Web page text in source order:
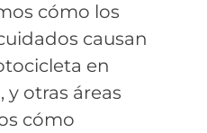
cómo los
causan
en
y otras áreas
cómo